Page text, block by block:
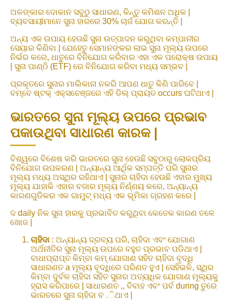
ଅଳଙ୍କାର ଦୋକାନ ସବୁଠୁ ସାଧାରଣ, କିନ୍ତୁ କମିଶନ ଅଧିକ |
ବ୍ୟବସାୟୀମାନେ ସୁନା ହାରରେ 30% ଚାର୍ଜ ଯୋଗ କରନ୍ତି |
ଅନ୍ୟ ଏକ ଉପାୟ ହେଉଛି ସୁନା ଉତ୍ପାଦନ କରୁଥିବା କମ୍ପାନୀର
ସେୟାର କିଣିବା | ଯେହେତୁ ସେମାନଙ୍କର ଲାଭ ସୁନା ମୂଲ୍ୟ ଉପରେ
ନିର୍ଭର କରେ, ଧାତୁରେ ବିନିଯୋଗ କରିବାର ଏହା ଏକ ପରୋକ୍ଷ ଉପାୟ
| ସୁନା ପାଣ୍ଠି (ETF) ରେ ବିନିଯୋଗ କରିବା ମଧ୍ୟ ସମ୍ଭବ |
ପ୍ରକୃତରେ ସୁନାର ମାଲିକାନା ନକରି ଆପଣ ଧାତୁ କିଣି ପାରିବେ |
ବମ୍ବେ ଷ୍ଟକ୍ ଏକ୍ସଚେଞ୍ଜରେ ଏହି ଡିଲ୍ ପ୍ରାୟତ occurs ଘଟିଥାଏ |
ଭାରତରେ ସୁନା ମୂଲ୍ୟ ଉପରେ ପ୍ରଭାବ
ପକାଉଥିବା ସାଧାରଣ କାରକ |
ବିଶ୍ୱରେ ବିଶେଷ କରି ଭାରତରେ ସୁନା ହେଉଛି ସବୁଠାରୁ ଲୋକପ୍ରିୟ
ବିନିଯୋଗ ଉପକରଣ | ଅନ୍ୟାନ୍ୟ ଆର୍ଥିକ ସମ୍ପତ୍ତି ପରି ସୁନାର
ମୂଲ୍ୟ ମଧ୍ୟ ଅସ୍ଥିର ରହିଥାଏ | ସୁନାର ଚାହିଦା ହେଉଛି ଏହାର ମୁଖ୍ୟ
ମୂଲ୍ୟ ଯାହାକି ଏହାର ବଜାର ମୂଲ୍ୟ ନିର୍ଣ୍ଣୟ କରେ, ଅନ୍ୟାନ୍ୟ
କାରଣଗୁଡିକର ଏକ ଗାମୁଟ୍ ମଧ୍ୟ ଏକ ଭୂମିକା ଗ୍ରହଣ କରେ |
ଦ daily ନିକ ସୁନା ହାରକୁ ପ୍ରଭାବିତ କରୁଥିବା କେତେକ କାରଣ ତଳେ
ଖୋଜ |
ଚାହିଦା : ଅନ୍ୟାନ୍ୟ ଦ୍ରବ୍ୟ ପରି, ଚାହିଦା ଏବଂ ଯୋଗାଣ
ଅର୍ଥନୀତିର ସୁନା ମୂଲ୍ୟ ଉପରେ ବହୁତ ପ୍ରଭାବ ପଡିଥାଏ |
ବାଧାପ୍ରାପ୍ତ କିମ୍ବା କମ୍ ଯୋଗାଣ ସହିତ ଚାହିଦା ବୃଦ୍ଧି
ସାଧାରଣତ a ମୂଲ୍ୟ ବୃଦ୍ଧିରେ ପରିଣତ ହୁଏ | ସେହିଭଳି, ସ୍ଥିର
କିମ୍ବା ଦୁର୍ବଳ ଚାହିଦା ସହିତ ସୁନାର ଅତ୍ୟଧିକ ଯୋଗାଣ ମୂଲ୍ୟକୁ
ହ୍ରାସ କରିପାରେ | ସାଧାରଣତ ,, ବିବାହ ଏବଂ ପର୍ବ during ତୁରେ
ଭାରତରେ ସୁନା ଚାହିଦା ବ .ିଥାଏ |